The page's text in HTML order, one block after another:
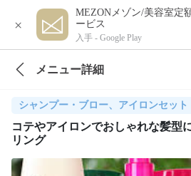
×
MEZONメゾン/美容室定
ービス
入手 - Google Play
メニュー詳細
シャンプー・ブロー、アイロンセット
コテやアイロンでおしゃれな髪型
リング